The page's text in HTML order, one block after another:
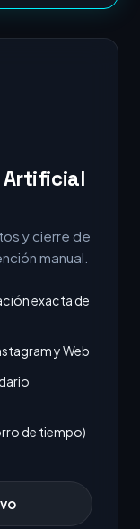
Artificial
y cierre de
manual.
exacta de
y Web
de tiempo)